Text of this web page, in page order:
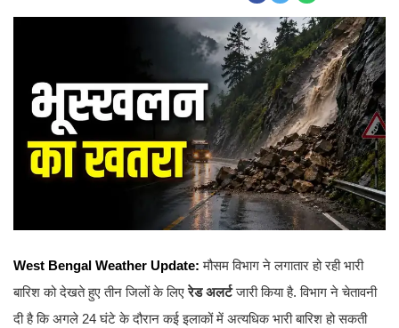
West Bengal Weather Update: मौसम विभाग ने लगातार हो रही भारी
बारिश को देखते हुए तीन जिलों के लिएरेड अलर्टजारी किया है. विभाग ने चेतावनी
दी है कि अगले 24 घंटे के दौरान कई इलाकों में अत्यधिक भारी बारिश हो सकती